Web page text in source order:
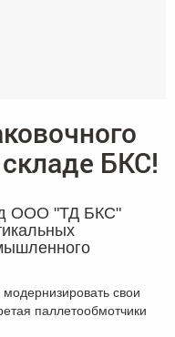
БКС!
ООО "ТД БКС"
свои
паллетообмотчики